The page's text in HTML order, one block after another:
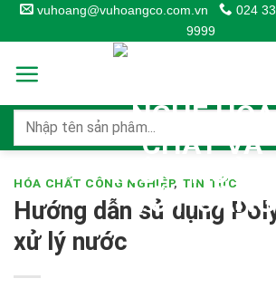
Skip
to
content
vuhoang@vuhoangco.com.vn 024
9999
HÓA CHẤT CÔNG NGHIỆP, TIN TỨC
Hướng dẫn sử dụng
xử lý nước